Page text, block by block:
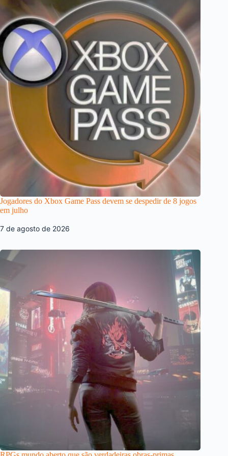
Jogadores do Xbox Game Pass devem se despedir de 8 jogos
em julho
7 de agosto de 2026